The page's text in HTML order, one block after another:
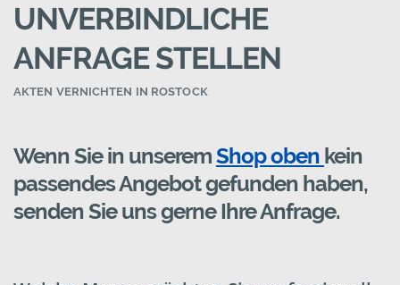
UNVERBINDLICHE
ANFRAGE STELLEN
AKTEN VERNICHTEN IN ROSTOCK
Wenn Sie in unseremShop oben kein
passendes Angebot gefunden haben,
senden Sie uns gerne Ihre Anfrage.